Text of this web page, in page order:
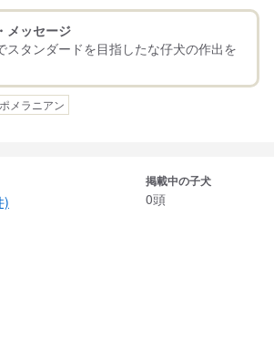
メッセージ
スタンダードを目指したな仔犬の作出を
ポメラニアン
)
掲載中の子犬
0頭